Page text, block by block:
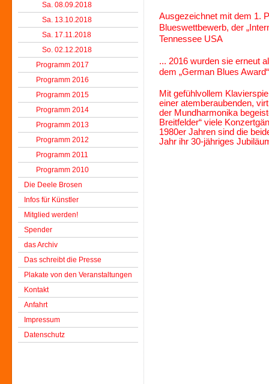
Sa. 08.09.2018
Sa. 13.10.2018
Sa. 17.11.2018
So. 02.12.2018
Programm 2017
Programm 2016
Programm 2015
Programm 2014
Programm 2013
Programm 2012
Programm 2011
Programm 2010
Die Deele Brosen
Infos für Künstler
Mitglied werden!
Spender
das Archiv
Das schreibt die Presse
Plakate von den Veranstaltungen
Kontakt
Anfahrt
Impressum
Datenschutz
Ausgezeichnet mit dem 1.
Blueswettbewerb, der
Tennessee USA
... 2016 wurden sie erneut
dem „German Blues
Mit gefühlvollem
einer atemberaubenden,
der Mundharmonika
Breitfelder“ viele
1980er Jahren sind die
Jahr ihr 30-jähriges